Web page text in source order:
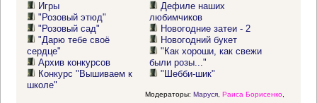
Игры
"Розовый этюд"
"Розовый сад"
"Дарю тебе своё
сердце"
Архив конкурсов
Конкурс "Вышиваем к
школе"
Дефиле наших
любимчиков
Новогодние затеи - 2
Новогодний букет
"Как хороши, как свежи
были розы..."
"Шебби-шик"
Модераторы: Маруся, Раиса Борисенко,